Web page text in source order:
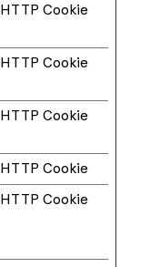
HTTP Cookie
HTTP Cookie
HTTP Cookie
HTTP Cookie
HTTP Cookie